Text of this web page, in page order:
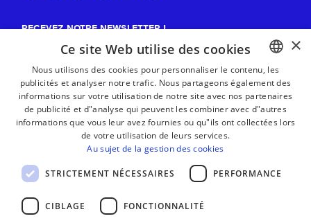
RECEVEZ NOTRE NEWSLETTER !
BASQUE
FRENCH
×
Ce site Web utilise des cookies
Nous utilisons des cookies pour personnaliser le contenu, les
publicités et analyser notre trafic. Nous partageons également des
informations sur votre utilisation de notre site avec nos partenaires
de publicité et d"analyse qui peuvent les combiner avec d"autres
informations que vous leur avez fournies ou qu"ils ont collectées lors
de votre utilisation de leurs services.
Au sujet de la gestion des cookies
STRICTEMENT NÉCESSAIRES PERFORMANCE
CIBLAGE FONCTIONNALITÉ